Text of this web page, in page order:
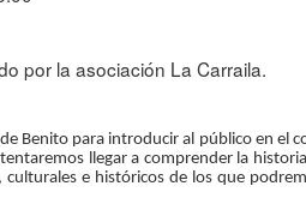
por la asociación La Carraila.
Benito para introducir al público en el
llegar a comprender la
e históricos de los que